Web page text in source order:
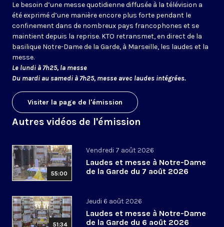
Le besoin d’une messe quotidienne diffusée à la télévision a
été exprimé d’une manière encore plus forte pendant le
confinement dans de nombreux pays francophones et se
maintient depuis la reprise. KTO retransmet, en direct de la
basilique Notre-Dame de la Garde, à Marseille, les laudes et la
messe.
Le lundi à 7h25, la messe
Du mardi au samedi à 7h25, messe avec laudes intégrées.
Visiter la page de l'émission
Autres vidéos de l'émission
55:00
Vendredi 7 août 2026
Laudes et messe à Notre-Dame
de la Garde du 7 août 2026
51:34
Jeudi 6 août 2026
Laudes et messe à Notre-Dame
de la Garde du 6 août 2026